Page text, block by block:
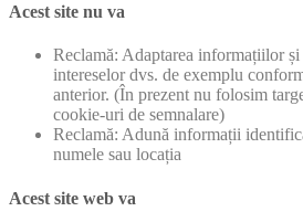
Acest site nu va
Reclamă: Adaptarea informațiilor și
intereselor dvs. de exemplu
anterior. (În prezent nu folosim
cookie-uri de semnalare)
Reclamă: Adună informații
numele sau locația
Acest site web va